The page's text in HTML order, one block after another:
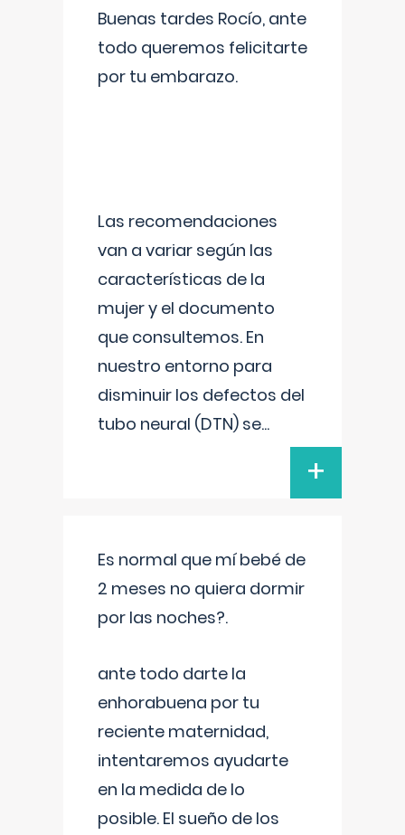
Buenas tardes Rocío, ante
todo queremos felicitarte
por tu embarazo.
Las recomendaciones
van a variar según las
características de la
mujer y el documento
que consultemos. En
nuestro entorno para
disminuir los defectos del
tubo neural (DTN) se...
+
Es normal que mí bebé de
2 meses no quiera dormir
por las noches?.
ante todo darte la
enhorabuena por tu
reciente maternidad,
intentaremos ayudarte
en la medida de lo
posible. El sueño de los